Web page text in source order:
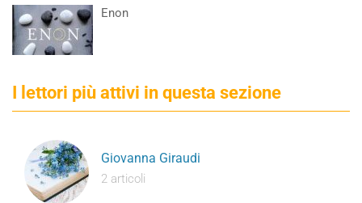
Enon
I lettori più attivi in questa sezione
Giovanna Giraudi
2 articoli